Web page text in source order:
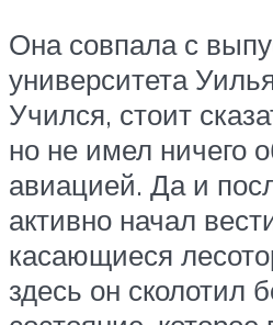
Она совпала с
университета
Учился, стоит
но не имел ничего
авиацией. Да и
активно начал
касающиеся
здесь он сколотил